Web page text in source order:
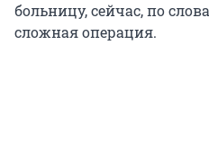
больницу, сейчас, по
сложная операция.